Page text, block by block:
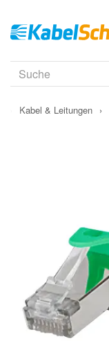
Kabel & Leitungen ›